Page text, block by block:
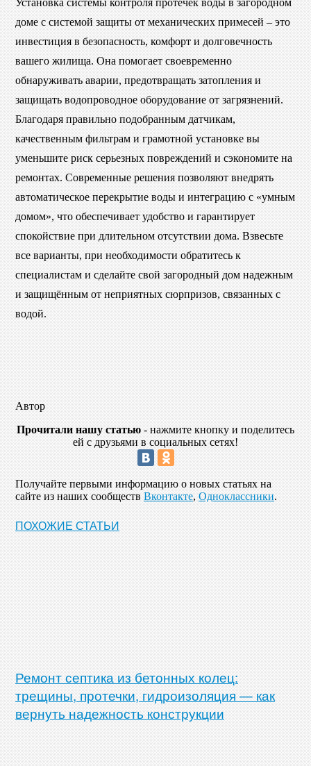
Установка системы контроля протечек воды в загородном
доме с системой защиты от механических примесей – это
инвестиция в безопасность, комфорт и долговечность
вашего жилища. Она помогает своевременно
обнаруживать аварии, предотвращать затопления и
защищать водопроводное оборудование от загрязнений.
Благодаря правильно подобранным датчикам,
качественным фильтрам и грамотной установке вы
уменьшите риск серьезных повреждений и сэкономите на
ремонтах. Современные решения позволяют внедрять
автоматическое перекрытие воды и интеграцию с «умным
домом», что обеспечивает удобство и гарантирует
спокойствие при длительном отсутствии дома. Взвесьте
все варианты, при необходимости обратитесь к
специалистам и сделайте свой загородный дом надежным
и защищённым от неприятных сюрпризов, связанных с
водой.
Автор
Прочитали нашу статью - нажмите кнопку и поделитесь
ей с друзьями в социальных сетях!
Получайте первыми информацию о новых статьях на
сайте из наших сообществ Вконтакте, Одноклассники.
ПОХОЖИЕ СТАТЬИ
Ремонт септика из бетонных колец:
трещины, протечки, гидроизоляция — как
вернуть надежность конструкции